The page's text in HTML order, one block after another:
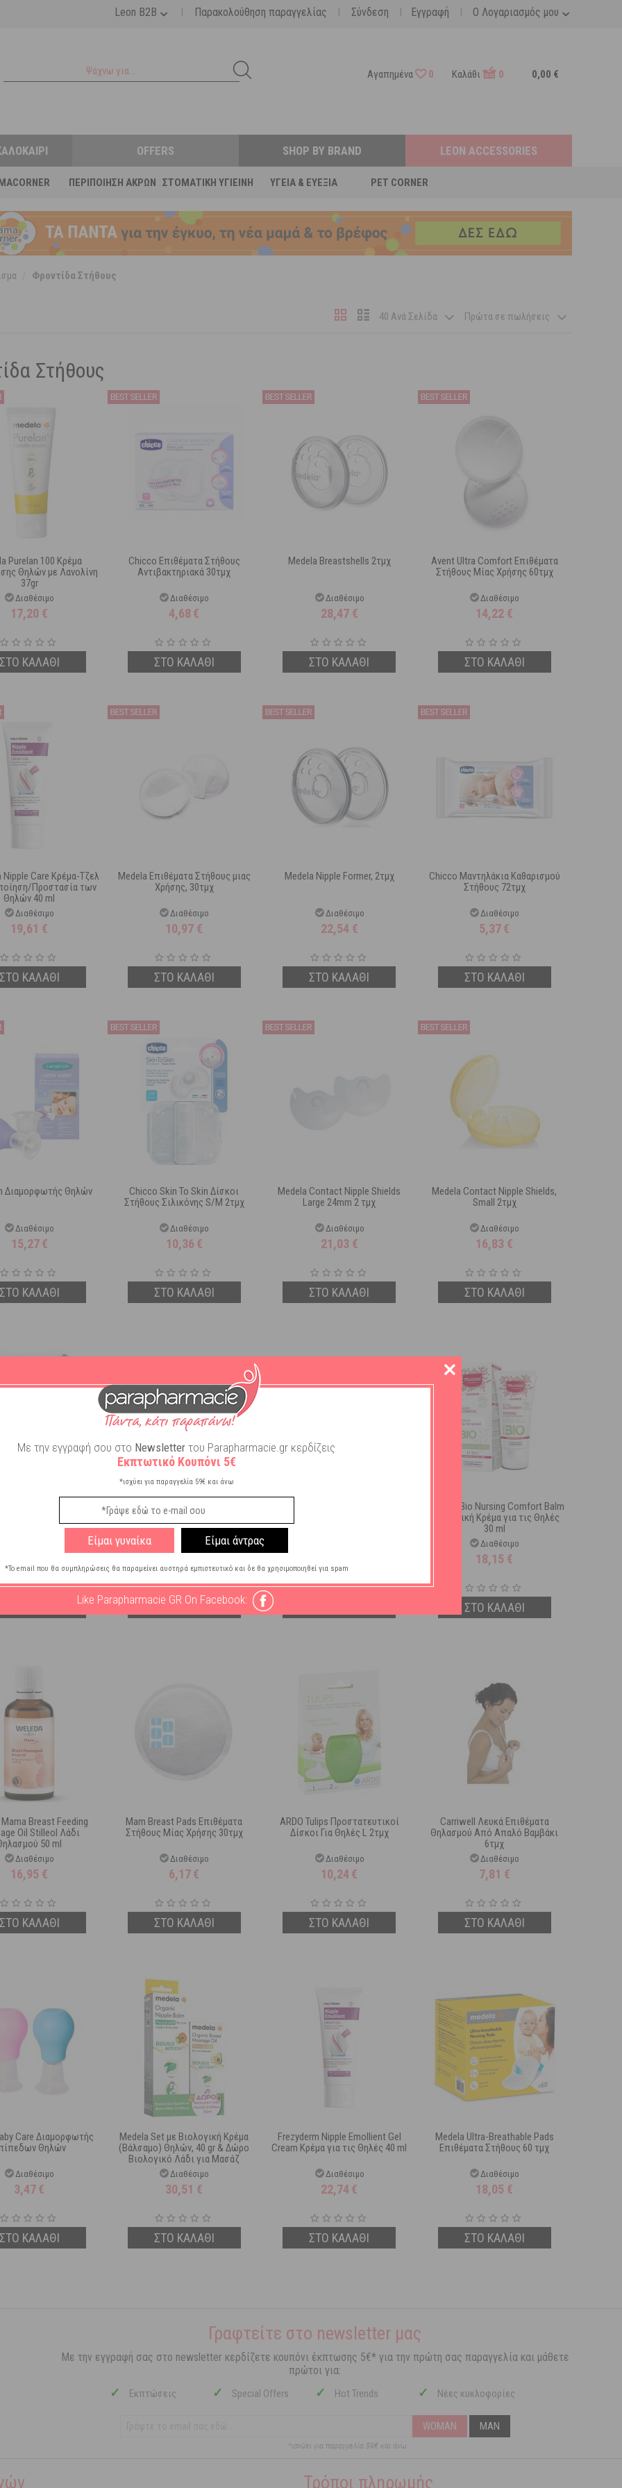
Ο Λογαριασμός μου
Leon B2B | Παρακολούθηση παραγγελίας | Σύνδεση | Εγγραφή |
Αγαπημένα 0 Καλάθι 0 0,00 €
ΠΕΡΙΠΟΊΗΣΗ ΆΚΡΩΝ ΣΤΟΜΑΤΙΚΉ ΥΓΙΕΙΝΉ ΥΓΕΊΑ & ΕΥΕΞΊΑ PET CORNER
OFFERS SHOP BY BRAND LEON ACCESSORIES
Φροντίδα Στήθους
Πρώτα σε πωλήσεις
40 Ανά Σελίδα
Στήθους
Purelan 100 Κρέμα
Θηλών με Λανολίνη
37gr
Διαθέσιμο
17,20 €
ΣΤΟ ΚΑΛΑΘΙ
Chicco Επιθέματα Στήθους
Αντιβακτηριακά 30τμχ
Διαθέσιμο
4,68 €
ΣΤΟ ΚΑΛΑΘΙ
Medela Breastshells 2τμχ
Διαθέσιμο
28,47 €
ΣΤΟ ΚΑΛΑΘΙ
Avent Ultra Comfort Επιθέματα
Στήθους Μίας Χρήσης 60τμχ
Διαθέσιμο
14,22 €
ΣΤΟ ΚΑΛΑΘΙ
Nipple Care Κρέμα-Τζελ
Προστασία των
Θηλών 40 ml
Διαθέσιμο
19,61 €
ΣΤΟ ΚΑΛΑΘΙ
Medela Επιθέματα Στήθους μιας
Χρήσης, 30τμχ
Διαθέσιμο
10,97 €
ΣΤΟ ΚΑΛΑΘΙ
Medela Nipple Former, 2τμχ
Διαθέσιμο
22,54 €
ΣΤΟ ΚΑΛΑΘΙ
Chicco Μαντηλάκια Καθαρισμού
Στήθους 72τμχ
Διαθέσιμο
5,37€
ΣΤΟ ΚΑΛΑΘΙ
Διαμορφωτής Θηλών
Διαθέσιμο
15,27 €
ΣΤΟ ΚΑΛΑΘΙ
Chicco Skin To Skin Δίσκοι
Στήθους Σιλικόνης S/M 2τμχ
Διαθέσιμο
10,36 €
ΣΤΟ ΚΑΛΑΘΙ
Medela Contact Nipple Shields
Large 24mm 2 τμχ
Διαθέσιμο
21,03 €
ΣΤΟ ΚΑΛΑΘΙ
Medela Contact Nipple Shields,
Small 2τμχ
Διαθέσιμο
16,83 €
ΣΤΟ ΚΑΛΑΘΙ
Chicco Breast Pads Επιθέματα
Στήθους Αντιβακτηριακά 61773
60τμχ
Διαθέσιμο
ΣΤΟ ΚΑΛΑΘΙ
Mustela Bio Nursing Comfort Balm
Μαλακτική Κρέμα για τις Θηλές
30 ml
Διαθέσιμο
18,15 €
ΣΤΟ ΚΑΛΑΘΙ
Breast Feeding
Oil Stilleol Λάδι
50 ml
Διαθέσιμο
16,95 €
ΣΤΟ ΚΑΛΑΘΙ
Mam Breast Pads Επιθέματα
Στήθους Μίας Χρήσης 30τμχ
Διαθέσιμο
6,17€
ΣΤΟ ΚΑΛΑΘΙ
ARDO Tulips Προστατευτικοί
Δίσκοι Για Θηλές L 2τμχ
Διαθέσιμο
10,24€
ΣΤΟ ΚΑΛΑΘΙ
Carriwell Λευκά Επιθέματα
Θηλασμού Από Απαλό Βαμβάκι
6τμχ
Διαθέσιμο
7,81 €
ΣΤΟ ΚΑΛΑΘΙ
Care Διαμορφωτής
Θηλών
Διαθέσιμο
3,47€
ΣΤΟ ΚΑΛΑΘΙ
Medela Set με Βιολογική Κρέμα
(Βάλσαμο) Θηλών, 40 gr & Δώρο
Βιολογικό Λάδι για Μασάζ
Στήθους 50 ml
Διαθέσιμο
30,51 €
ΣΤΟ ΚΑΛΑΘΙ
Frezyderm Nipple Emollient Gel
Cream Κρέμα για τις Θηλές 40 ml
Διαθέσιμο
22,74€
ΣΤΟ ΚΑΛΑΘΙ
Medela Ultra-Breathable Pads
Επιθέματα Στήθους 60 τμχ
Διαθέσιμο
18,05 €
ΣΤΟ ΚΑΛΑΘΙ
Γραφτείτε στο newsletter μας
Με την εγγραφή σας στο newsletter κερδίζετε κουπόνι έκπτωσης 5€* για την πρώτη σας παραγγελία και μάθετε
πρώτοι για:
✓ Εκπτώσεις ✓ Special Offers ✓ Hot Trends ✓ Νέες κυκλοφορίες
WOMAN MAN
*ισχύει για παραγγελία 59€ και άνω
Τρόποι πληρωμής
Με την εγγραφή σου στο Newsletter του Parapharmacie.gr κερδίζεις
Εκπτωτικό Κουπόνι 5€
*ισχύει για παραγγελία 59€ και άνω
Είμαι γυναίκα Είμαι άντρας
*Το email που θα συμπληρώσεις θα παραμείνει αυστηρά εμπιστευτικό και δε θα χρησιμοποιηθεί για spam
Like Parapharmacie GR On Facebook: